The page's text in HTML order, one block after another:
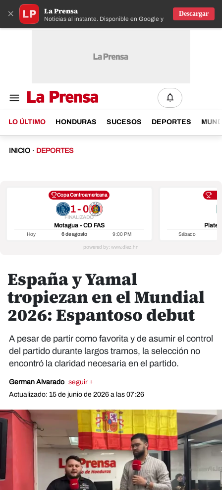
× La Prensa
Noticias al instante. Disponible en Google y IOS
Descargar
LO ÚLTIMO HONDURAS SUCESOS DEPORTES
INICIO · DEPORTES
Copa Centroamericana
1 - 0
FINALIZADO
Motagua - CD FAS
Hoy 6 de agosto 9:00 PM Sábado
España y Yamal
tropiezan en el Mundial
2026: Espantoso debut
A pesar de partir como favorita y de asumir el control
del partido durante largos tramos, la selección no
encontró la claridad necesaria en el partido.
German Alvarado seguir +
Actualizado: 15 de junio de 2026 a las 07:26